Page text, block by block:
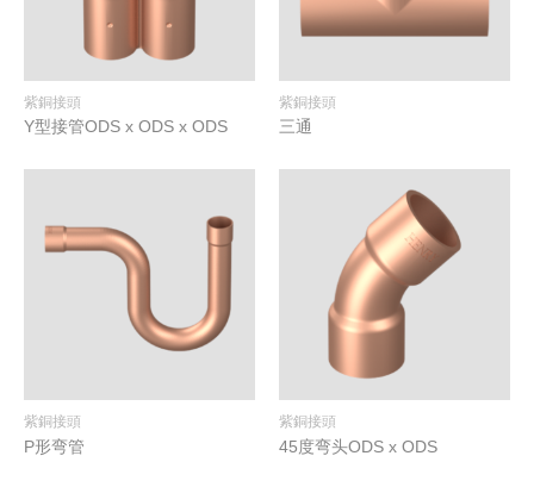
紫銅接頭
Y型接管ODS x ODS x ODS
紫銅接頭
三通
紫銅接頭
P形弯管
紫銅接頭
45度弯头ODS x ODS